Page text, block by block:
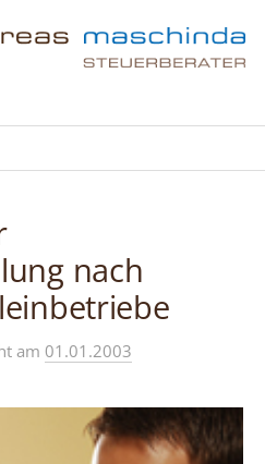
nach
am 01.01.2003